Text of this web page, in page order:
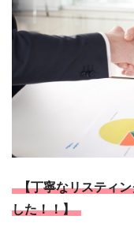
【丁寧なリスティ
した！！】